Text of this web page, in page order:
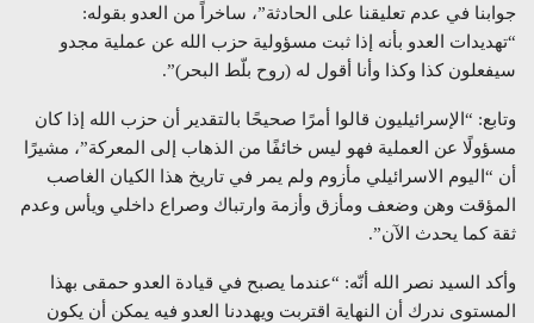
جوابنا في عدم تعليقنا على الحادثة”، ساخراً من العدو بقوله:
“تهديدات العدو بأنه إذا ثبت مسؤولية حزب الله عن عملية مجدو
سيفعلون كذا وكذا وأنا أقول له (روح بلّط البحر)”.
وتابع: “الإسرائيليون قالوا أمرًا صحيحًا بالتقدير أن حزب الله إذا كان
مسؤولًا عن العملية فهو ليس خائفًا من الذهاب إلى المعركة”، مشيرًا
أن “اليوم الاسرائيلي مأزوم ولم يمر في تاريخ هذا الكيان الغاصب
المؤقت وهن وضعف ومأزق وأزمة وارتباك وصراع داخلي ويأس وعدم
ثقة كما يحدث الآن”.
وأكد السيد نصر الله أنّه: “عندما يصبح في قيادة العدو حمقى بهذا
المستوى ندرك أن النهاية اقتربت ويهددنا العدو فيه يمكن أن يكون